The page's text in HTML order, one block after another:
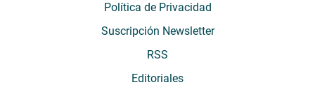
Política de Privacidad
Suscripción Newsletter
RSS
Editoriales